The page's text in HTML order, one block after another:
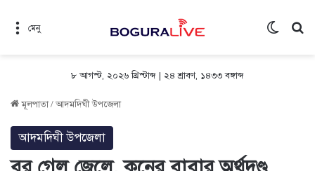
মেনু
৮ আগস্ট, ২০২৬ খ্রিস্টাব্দ | ২৪ শ্রাবণ, ১৪৩৩ বঙ্গাব্দ
মূলপাতা/আদমদিঘী উপজেলা
আদমদিঘী উপজেলা